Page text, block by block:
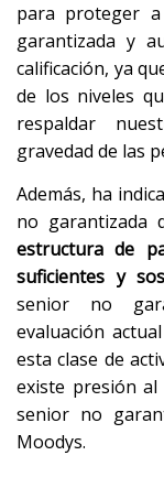
para proteger
garantizada y
calificación, ya
de los niveles
respaldar
gravedad de las
Además, ha
no garantizada
estructura de
suficientes y
senior no
evaluación
esta clase de
existe presión al
senior no
Moodys.